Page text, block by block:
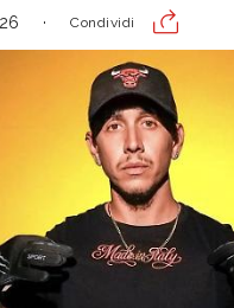
Condividi